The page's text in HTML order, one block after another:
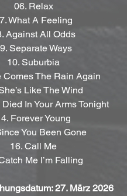
06. Relax
What A Feeling
Against All Odds
Separate Ways
10. Suburbia
Comes The Rain Again
Like The Wind
Died In Your Arms Tonight
Forever Young
You Been Gone
16. Call Me
Me I’m Falling
27. März 2026